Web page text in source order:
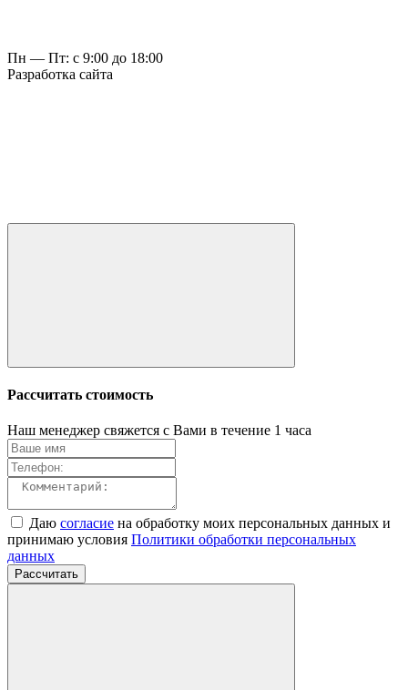
Пн — Пт: с 9:00 до 18:00
Разработка сайта
Рассчитать стоимость
Наш менеджер свяжется с Вами в течение 1 часа
Даю согласие на обработку моих персональных данных и
принимаю условия Политики обработки персональных
данных
Рассчитать